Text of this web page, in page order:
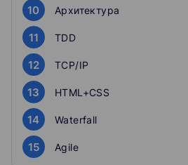
призван помочь тем, кто
хочет быть готов к первым
проектах.
10 Архитектура
11 TDD
12 TCP/IP
13 HTML+CSS
14 Waterfall
15 Agile